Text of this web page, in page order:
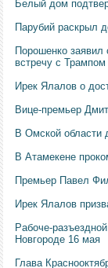
Белый дом
Парубий раскрыл
Порошенко
встречу с Трампом
Ирек Ялалов о
Вице-премьер
В Омской области
В Атамекене
Премьер Павел
Ирек Ялалов
Рабоче-
Новгороде 16 мая
Глава